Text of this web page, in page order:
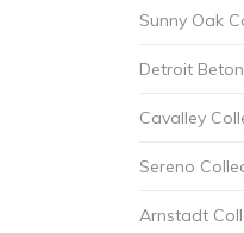
Sunny Oak
Detroit
Cavalley
Sereno
Arnstadt